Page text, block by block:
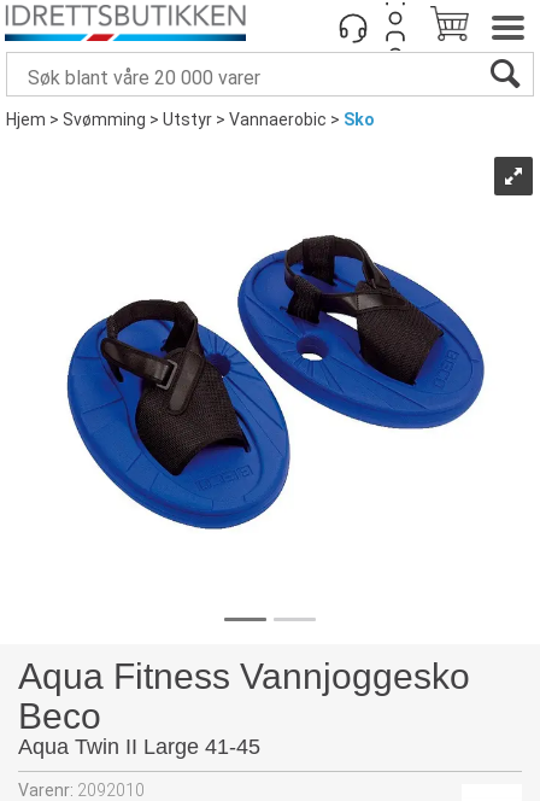
Hjem>Svømming>Utstyr>Vannaerobic>Sko
Aqua Fitness Vannjoggesko
Beco
Aqua Twin II Large 41-45
Varenr: 2092010